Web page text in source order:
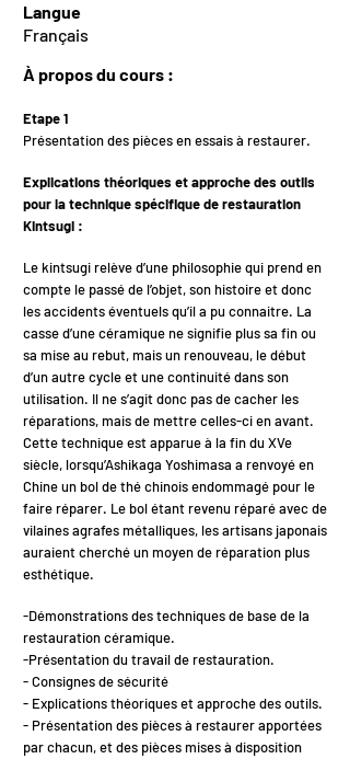
Langue
Français
À propos du cours :
Etape 1
Présentation des pièces en essais à restaurer.
Explications théoriques et approche des outils
pour la technique spécifique de restauration
Kintsugi :
Le kintsugi relève d’une philosophie qui prend en
compte le passé de l’objet, son histoire et donc
les accidents éventuels qu’il a pu connaitre. La
casse d’une céramique ne signifie plus sa fin ou
sa mise au rebut, mais un renouveau, le début
d’un autre cycle et une continuité dans son
utilisation. Il ne s’agit donc pas de cacher les
réparations, mais de mettre celles-ci en avant.
Cette technique est apparue à la fin du XVe
siècle, lorsqu’Ashikaga Yoshimasa a renvoyé en
Chine un bol de thé chinois endommagé pour le
faire réparer. Le bol étant revenu réparé avec de
vilaines agrafes métalliques, les artisans japonais
auraient cherché un moyen de réparation plus
esthétique.
-Démonstrations des techniques de base de la
restauration céramique.
-Présentation du travail de restauration.
- Consignes de sécurité
- Explications théoriques et approche des outils.
- Présentation des pièces à restaurer apportées
par chacun, et des pièces mises à disposition